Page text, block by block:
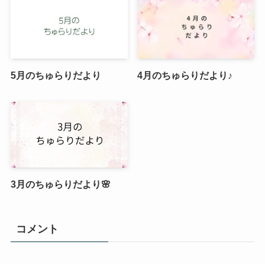
5月のちゅらりだより 4月のちゅらりだより♪
3月のちゅらりだより🌸
コメント